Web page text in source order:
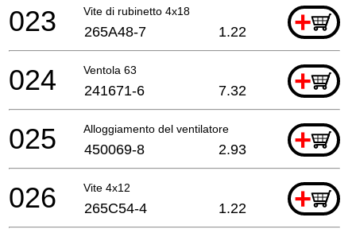
Vite di rubinetto 4x18 +
023 265A48-7 1.22
Ventola 63 +
024 241671-6 7.32
Alloggiamento del ventilatore +
025 450069-8 2.93
Vite 4x12 +
026 265C54-4 1.22